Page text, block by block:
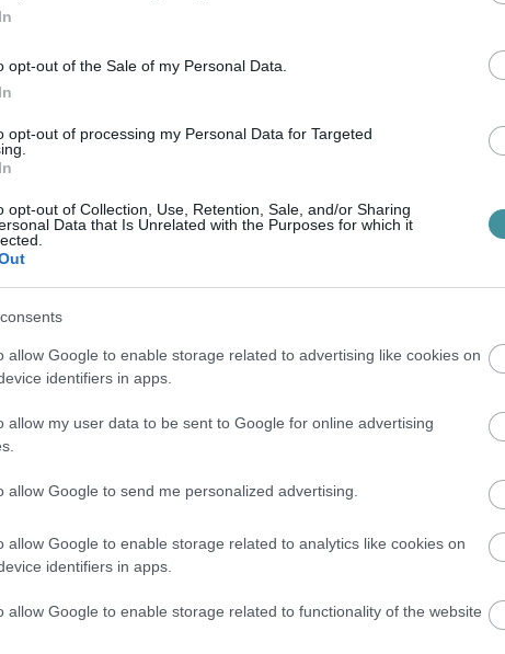
opt-out of the Sale of my Personal Data.
opt-out of processing my Personal Data for Targeted
opt-out of Collection, Use, Retention, Sale, and/or Sharing
Data that Is Unrelated with the Purposes for which it
allow Google to enable storage related to advertising like cookies on
identifiers in apps.
allow my user data to be sent to Google for online advertising
allow Google to send me personalized advertising.
allow Google to enable storage related to analytics like cookies on
identifiers in apps.
allow Google to enable storage related to functionality of the website
Eger - október 13-án leváltott -
a temploma építésére -
Egri Ügyek
tudósítása szerint Mirkóczki
választásokon, az ellenzéki pártok
2006 óta regnáló
Gyergyószentmiklósra, Eger
meglehetősen kellemetlen beszélgetése"
a testvérvárosok
József Templomot kezdték el építeni.
forinttal támogatta, Egert kivéve. Az
elnöke is segítette.
ígéretet tett egy félmillió
éppen a felére, ez azonban
Mirkóczki ezért ígéretet tett
támogatást beillesztik és elutalják